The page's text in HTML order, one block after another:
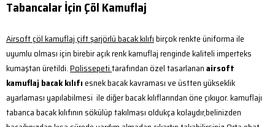
Tabancalar İçin Çöl Kamuflaj
Airsoft çöl kamuflaj çift şarjörlü bacak kılıfıbirçok renkte üniforma ile
uyumlu olması için birebir açık renk kamuflaj renginde kaliteli imperteks
kumaştan üretildi.Polissepetitarafından özel tasarlananairsoft
kamuflaj bacak kılıfıesnek bacak kavraması ve üstten yükseklik
ayarlaması yapılabilmesi ile diğer bacak kılıflarından öne çıkıyor. kamuflajı
tabanca bacak kılıfının sökülüp takılması oldukça kolaydır,belinizden